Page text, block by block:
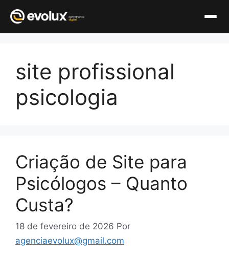
conteúdo
site profissional
psicologia
Criação de Site para
Psicólogos – Quanto
Custa?
18 de fevereiro de 2026 Por
agenciaevolux@gmail.com